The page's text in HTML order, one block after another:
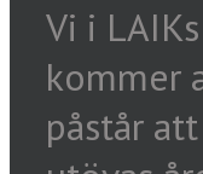
Vi i
kommer
påstår